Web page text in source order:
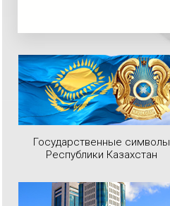
Государственные символы
Республики Казахстан